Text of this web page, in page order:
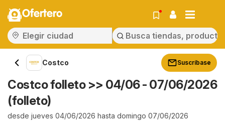
Ofertero
Costco Suscríbase
Costco folleto >> 04/06 - 07/06/2026
(folleto)
desde jueves 04/06/2026 hasta domingo 07/06/2026